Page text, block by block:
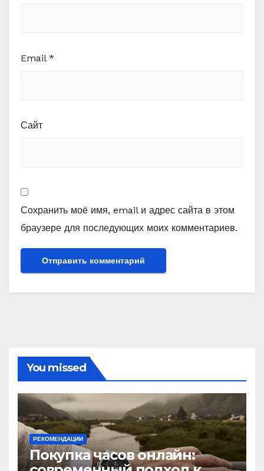
Email *
Сайт
Сохранить моё имя, email и адрес сайта в этом
браузере для последующих моих комментариев.
You missed
РЕКОМЕНДАЦИИ
Покупка часов онлайн: